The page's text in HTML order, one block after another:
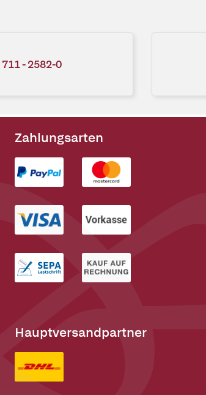
711 - 2582-0
Zahlungsarten
Hauptversandpartner